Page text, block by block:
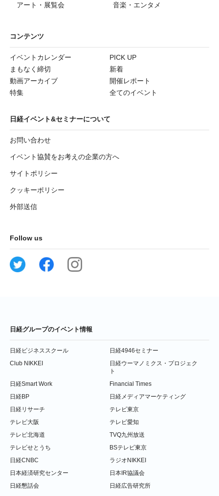
アート・展覧会
音楽・エンタメ
コンテンツ
イベントカレンダー
PICK UP
まもなく締切
新着
動画アーカイブ
開催レポート
特集
全てのイベント
日経イベント&セミナーについて
お問い合わせ
イベント協賛をお考えの企業の方へ
サイトポリシー
クッキーポリシー
外部送信
Follow us
日経グループのイベント情報
日経ビジネススクール
日経4946セミナー
Club NIKKEI
日経ウーマノミクス・プロジェク
ト
日経Smart Work
Financial Times
日経BP
日経メディアマーケティング
日経リサーチ
テレビ東京
テレビ大阪
テレビ愛知
テレビ北海道
TVQ九州放送
テレビせとうち
BSテレビ東京
日経CNBC
ラジオNIKKEI
日本経済研究センター
日本IR協議会
日経懇話会
日経広告研究所